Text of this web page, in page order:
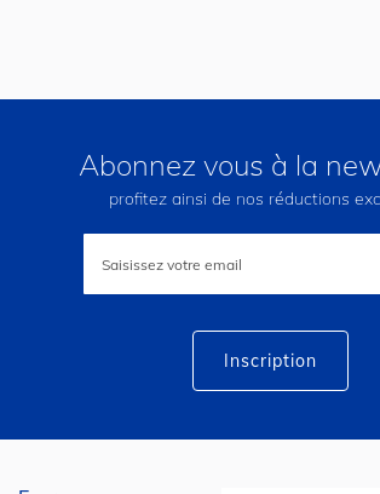
Abonnez vous à la
profitez ainsi de nos réductions
lettre
Inscription